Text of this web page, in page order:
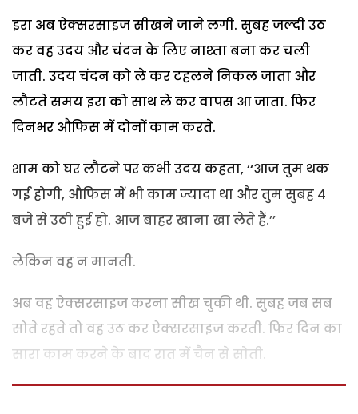
इरा अब ऐक्सरसाइज सीखने जाने लगी. सुबह जल्दी उठ
कर वह उदय और चंदन के लिए नाश्ता बना कर चली
जाती. उदय चंदन को ले कर टहलने निकल जाता और
लौटते समय इरा को साथ ले कर वापस आ जाता. फिर
दिनभर औफिस में दोनों काम करते.
शाम को घर लौटने पर कभी उदय कहता, ‘‘आज तुम थक
गई होगी, औफिस में भी काम ज्यादा था और तुम सुबह 4
बजे से उठी हुई हो. आज बाहर खाना खा लेते हैं.’’
लेकिन वह न मानती.
अब वह ऐक्सरसाइज करना सीख चुकी थी. सुबह जब सब
सोते रहते तो वह उठ कर ऐक्सरसाइज करती. फिर दिन का
सारा काम करने के बाद रात में चैन से सोती.